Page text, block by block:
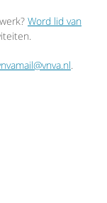
Word lid van
.